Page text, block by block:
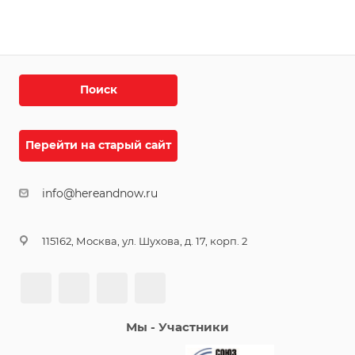
Поиск
Перейти на старый сайт
info@hereandnow.ru
115162, Москва, ул. Шухова, д. 17, корп. 2
Мы - Участники